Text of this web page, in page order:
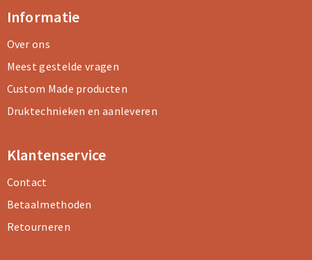
Informatie
Over ons
Meest gestelde vragen
Custom Made producten
Druktechnieken en aanleveren
Klantenservice
Contact
Betaalmethoden
Retourneren